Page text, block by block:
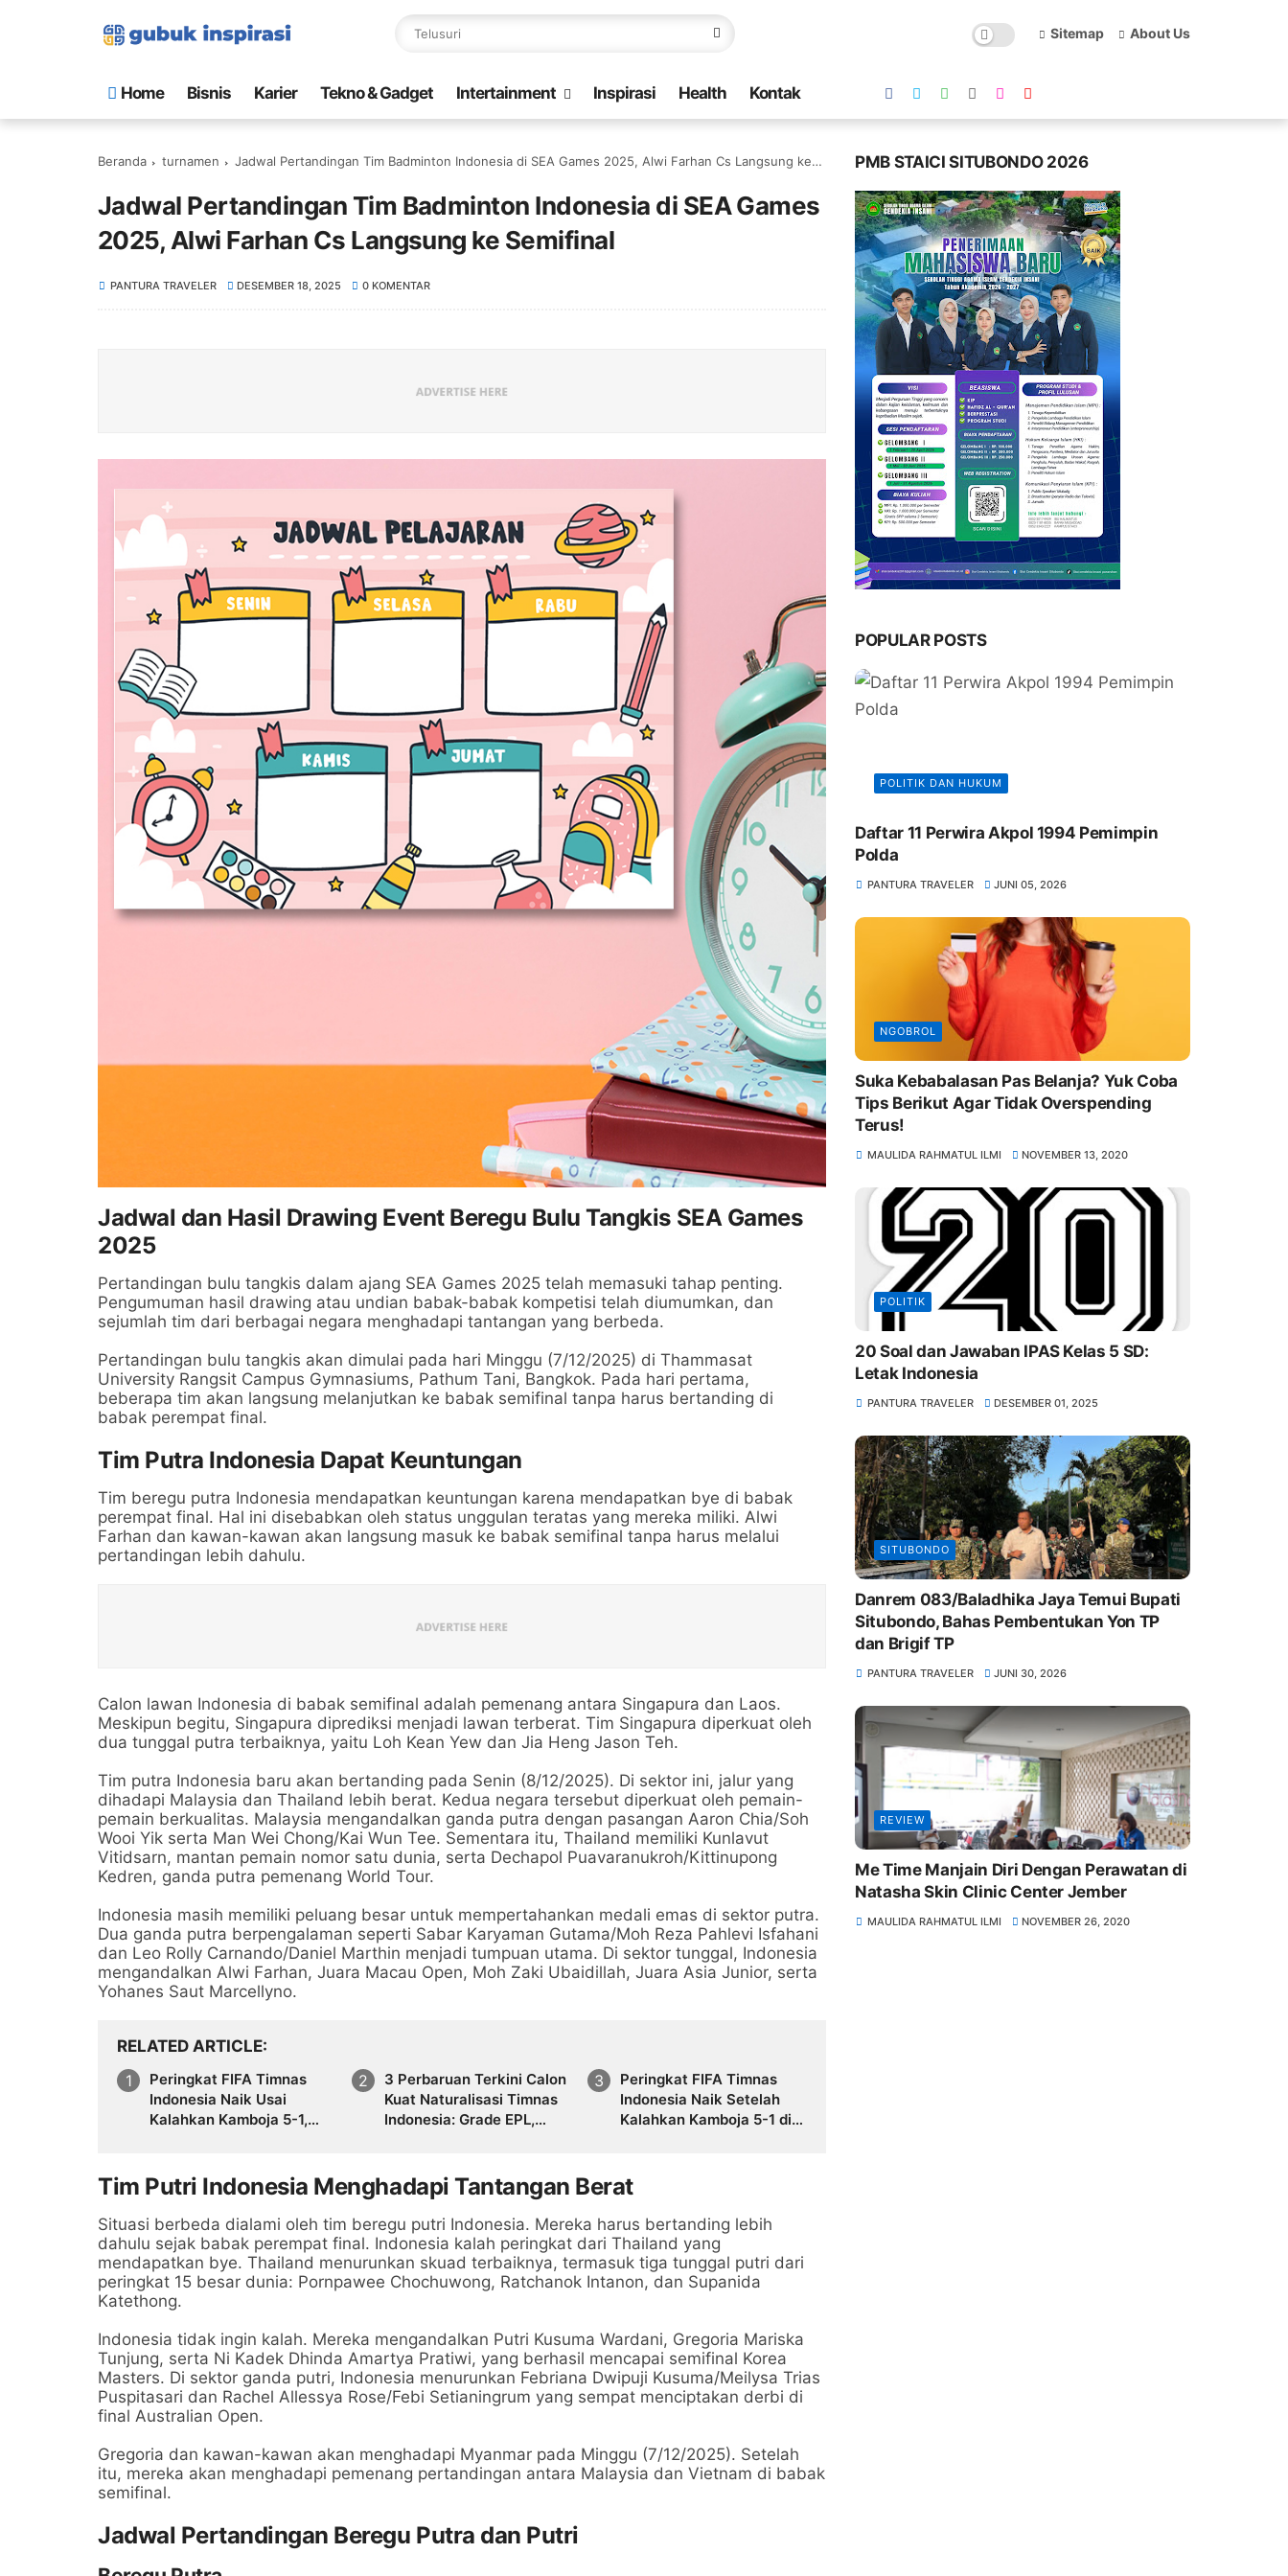
Sitemap About Us
Home Bisnis Karier Tekno & Gadget Intertainment Inspirasi Health Kontak
Beranda turnamen Jadwal Pertandingan Tim Badminton Indonesia di SEA Games 2025, Alwi Farhan Cs Langsung ke Semifinal
Jadwal Pertandingan Tim Badminton Indonesia di SEA Games
2025, Alwi Farhan Cs Langsung ke Semifinal
PANTURA TRAVELER DESEMBER 18, 2025 0 KOMENTAR
Jadwal dan Hasil Drawing Event Beregu Bulu Tangkis SEA Games
2025
Pertandingan bulu tangkis dalam ajang SEA Games 2025 telah memasuki tahap penting.
Pengumuman hasil drawing atau undian babak-babak kompetisi telah diumumkan, dan
sejumlah tim dari berbagai negara menghadapi tantangan yang berbeda.
Pertandingan bulu tangkis akan dimulai pada hari Minggu (7/12/2025) di Thammasat
University Rangsit Campus Gymnasiums, Pathum Tani, Bangkok. Pada hari pertama,
beberapa tim akan langsung melanjutkan ke babak semifinal tanpa harus bertanding di
babak perempat final.
Tim Putra Indonesia Dapat Keuntungan
Tim beregu putra Indonesia mendapatkan keuntungan karena mendapatkan bye di babak
perempat final. Hal ini disebabkan oleh status unggulan teratas yang mereka miliki. Alwi
Farhan dan kawan-kawan akan langsung masuk ke babak semifinal tanpa harus melalui
pertandingan lebih dahulu.
Calon lawan Indonesia di babak semifinal adalah pemenang antara Singapura dan Laos.
Meskipun begitu, Singapura diprediksi menjadi lawan terberat. Tim Singapura diperkuat oleh
dua tunggal putra terbaiknya, yaitu Loh Kean Yew dan Jia Heng Jason Teh.
Tim putra Indonesia baru akan bertanding pada Senin (8/12/2025). Di sektor ini, jalur yang
dihadapi Malaysia dan Thailand lebih berat. Kedua negara tersebut diperkuat oleh pemain-
pemain berkualitas. Malaysia mengandalkan ganda putra dengan pasangan Aaron Chia/Soh
Wooi Yik serta Man Wei Chong/Kai Wun Tee. Sementara itu, Thailand memiliki Kunlavut
Vitidsarn, mantan pemain nomor satu dunia, serta Dechapol Puavaranukroh/Kittinupong
Kedren, ganda putra pemenang World Tour.
Indonesia masih memiliki peluang besar untuk mempertahankan medali emas di sektor putra.
Dua ganda putra berpengalaman seperti Sabar Karyaman Gutama/Moh Reza Pahlevi Isfahani
dan Leo Rolly Carnando/Daniel Marthin menjadi tumpuan utama. Di sektor tunggal, Indonesia
mengandalkan Alwi Farhan, Juara Macau Open, Moh Zaki Ubaidillah, Juara Asia Junior, serta
Yohanes Saut Marcellyno.
RELATED ARTICLE
Peringkat FIFA Timnas
Indonesia Naik Usai
Kalahkan Kamboja 5-1,
3 Perbaruan Terkini Calon
Kuat Naturalisasi Timnas
Indonesia: Grade EPL,
Peringkat FIFA Timnas
Indonesia Naik Setelah
Kalahkan Kamboja 5-1 di
Tim Putri Indonesia Menghadapi Tantangan Berat
Situasi berbeda dialami oleh tim beregu putri Indonesia. Mereka harus bertanding lebih
dahulu sejak babak perempat final. Indonesia kalah peringkat dari Thailand yang
mendapatkan bye. Thailand menurunkan skuad terbaiknya, termasuk tiga tunggal putri dari
peringkat 15 besar dunia: Pornpawee Chochuwong, Ratchanok Intanon, dan Supanida
Katethong.
Indonesia tidak ingin kalah. Mereka mengandalkan Putri Kusuma Wardani, Gregoria Mariska
Tunjung, serta Ni Kadek Dhinda Amartya Pratiwi, yang berhasil mencapai semifinal Korea
Masters. Di sektor ganda putri, Indonesia menurunkan Febriana Dwipuji Kusuma/Meilysa Trias
Puspitasari dan Rachel Allessya Rose/Febi Setianingrum yang sempat menciptakan derbi di
final Australian Open.
Gregoria dan kawan-kawan akan menghadapi Myanmar pada Minggu (7/12/2025). Setelah
itu, mereka akan menghadapi pemenang pertandingan antara Malaysia dan Vietnam di babak
semifinal.
Jadwal Pertandingan Beregu Putra dan Putri
PMB STAICI SITUBONDO 2026
POPULAR POSTS
POLITIK DAN HUKUM
Daftar 11 Perwira Akpol 1994 Pemimpin
Polda
PANTURA TRAVELER JUNI 05, 2026
NGOBROL
Suka Kebabalasan Pas Belanja? Yuk Coba
Tips Berikut Agar Tidak Overspending
Terus!
MAULIDA RAHMATUL ILMI NOVEMBER 13, 2020
POLITIK
20 Soal dan Jawaban IPAS Kelas 5 SD:
Letak Indonesia
PANTURA TRAVELER DESEMBER 01, 2025
SITUBONDO
Danrem 083/Baladhika Jaya Temui Bupati
Situbondo, Bahas Pembentukan Yon TP
dan Brigif TP
PANTURA TRAVELER JUNI 30, 2026
REVIEW
Me Time Manjain Diri Dengan Perawatan di
Natasha Skin Clinic Center Jember
MAULIDA RAHMATUL ILMI NOVEMBER 26, 2020